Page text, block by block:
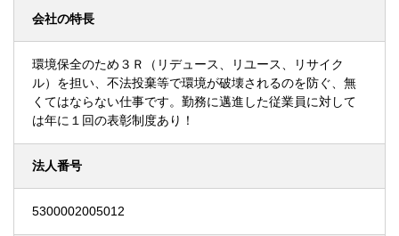
会社の特長
環境保全のため３Ｒ（リデュース、リユース、リサイク
ル）を担い、不法投棄等で環境が破壊されるのを防ぐ、無
くてはならない仕事です。勤務に邁進した従業員に対して
は年に１回の表彰制度あり！
法人番号
5300002005012